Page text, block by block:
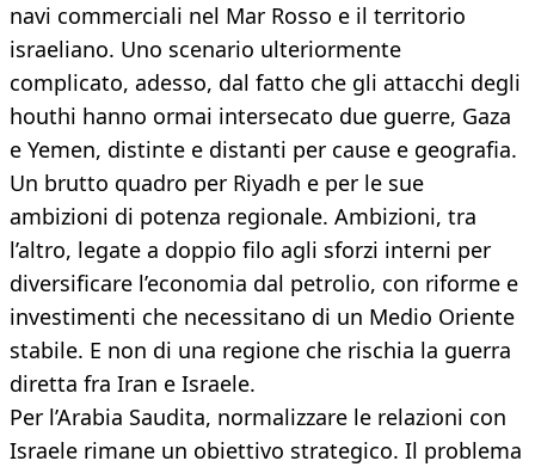
navi commerciali nel Mar Rosso e il territorio
israeliano. Uno scenario ulteriormente
complicato, adesso, dal fatto che gli attacchi degli
houthi hanno ormai intersecato due guerre, Gaza
e Yemen, distinte e distanti per cause e geografia.
Un brutto quadro per Riyadh e per le sue
ambizioni di potenza regionale. Ambizioni, tra
l’altro, legate a doppio filo agli sforzi interni per
diversificare l’economia dal petrolio, con riforme e
investimenti che necessitano di un Medio Oriente
stabile. E non di una regione che rischia la guerra
diretta fra Iran e Israele.
Per l’Arabia Saudita, normalizzare le relazioni con
Israele rimane un obiettivo strategico. Il problema